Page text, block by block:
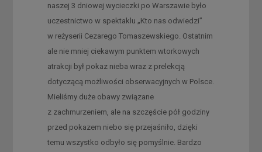
naszej 3 dniowej wycieczki po Warszawie było
uczestnictwo w spektaklu „Kto nas odwiedzi”
w reżyserii Cezarego Tomaszewskiego. Ostatnim
ale nie mniej ciekawym punktem wtorkowych
atrakcji był pokaz nieba wraz z prelekcją
dotyczącą możliwości obserwacyjnych w Polsce.
Mieliśmy duże obawy związane
z zachmurzeniem, ale na szczęście pół godziny
przed pokazem niebo się przejaśniło, dzięki
temu wszystko odbyło się pomyślnie. Bardzo